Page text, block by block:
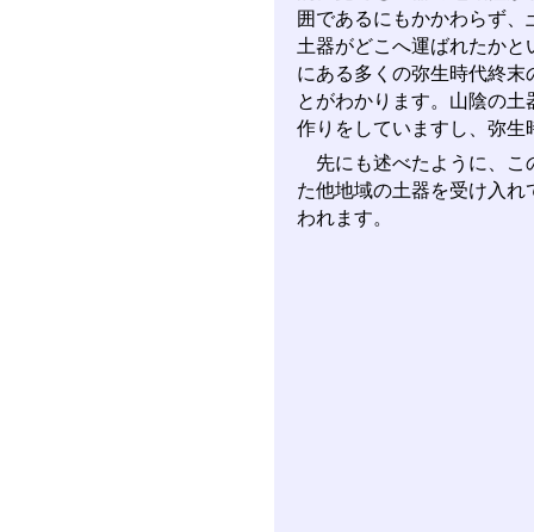
囲であるにもかかわらず
土器がどこへ運ばれたか
にある多くの弥生時代終
とがわかります。山陰の
作りをしていますし、弥
先にも述べたように、こ
た他地域の土器を受け入
われます。